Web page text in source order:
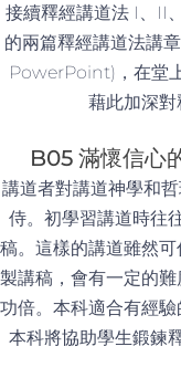
接續釋經講道法 I、II
的兩篇釋經講道法講
PowerPoint)，在堂
藉此加深對
B05 滿懷信心
講道者對講道神學和
侍。初學習講道時往
稿。這樣的講道雖然
製講稿，會有一定的
功倍。本科適合有經驗
本科將協助學生鍛鍊